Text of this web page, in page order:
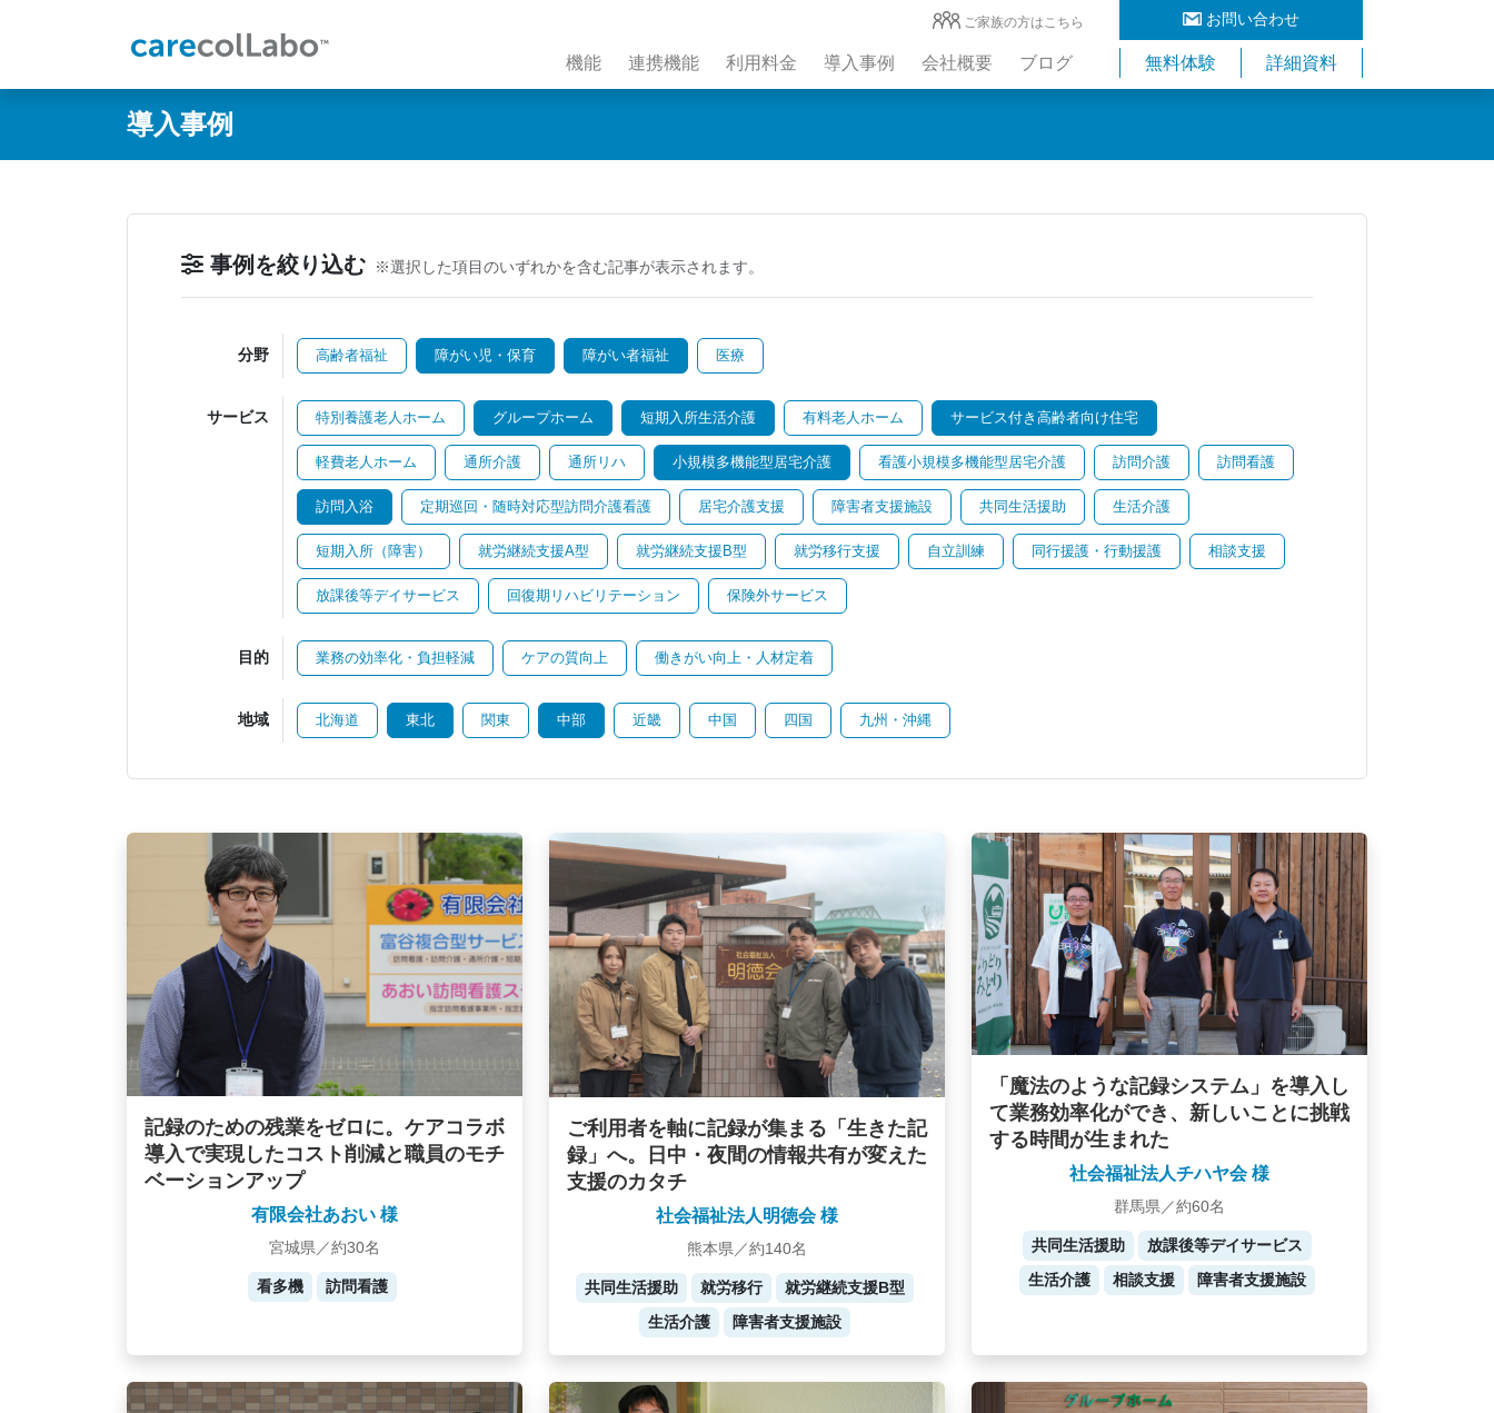
お問い合わせ
ご家族の方はこちら
機能 連携機能 利用料金 導入事例 会社概要 ブログ 無料体験 詳細資料
導入事例
事例を絞り込む ※選択した項目のいずれかを含む記事が表示されます。
分野 高齢者福祉 障がい児・保育 障がい者福祉 医療
サービス 特別養護老人ホーム グループホーム 短期入所生活介護 有料老人ホーム サービス付き高齢者向け住宅
軽費老人ホーム 通所介護 通所リハ 小規模多機能型居宅介護 看護小規模多機能型居宅介護 訪問介護 訪問看護
訪問入浴 定期巡回・随時対応型訪問介護看護 居宅介護支援 障害者支援施設 共同生活援助 生活介護
短期入所（障害） 就労継続支援A型 就労継続支援B型 就労移行支援 自立訓練 同行援護・行動援護 相談支援
放課後等デイサービス 回復期リハビリテーション 保険外サービス
目的 業務の効率化・負担軽減 ケアの質向上 働きがい向上・人材定着
地域 北海道 東北 関東 中部 近畿 中国 四国 九州・沖縄
記録のための残業をゼロに。ケアコラボ
導入で実現したコスト削減と職員のモチ
ベーションアップ
有限会社あおい 様
宮城県／約30名
看多機 訪問看護
ご利用者を軸に記録が集まる「生きた記
録」へ。日中・夜間の情報共有が変えた
支援のカタチ
社会福祉法人明徳会 様
熊本県／約140名
共同生活援助 就労移行
就労継続支援B型
生活介護
障害者支援施設
「魔法のような記録システム」を導入し
て業務効率化ができ、新しいことに挑戦
する時間が生まれた
社会福祉法人チハヤ会 様
群馬県／約60名
共同生活援助
放課後等デイサービス
生活介護
相談支援 障害者支援施設